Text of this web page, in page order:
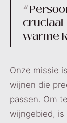
“
cruciaal
warme
Onze missie
wijnen die
passen. Om
wijngebied,